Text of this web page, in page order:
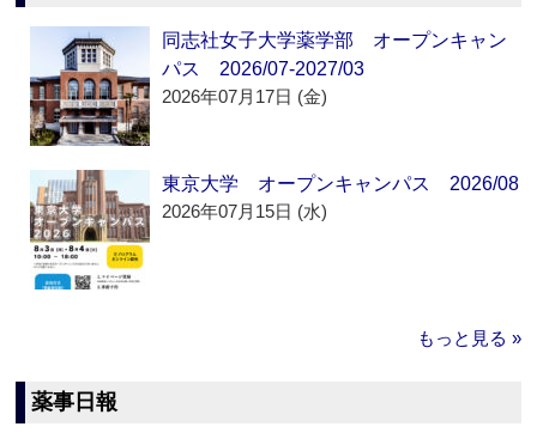
同志社女子大学薬学部 オープンキャン
パス 2026/07-2027/03
2026年07月17日 (金)
東京大学 オープンキャンパス 2026/08
2026年07月15日 (水)
もっと見る »
薬事日報